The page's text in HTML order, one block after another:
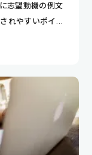
志望動機の例文
れやすいポイン